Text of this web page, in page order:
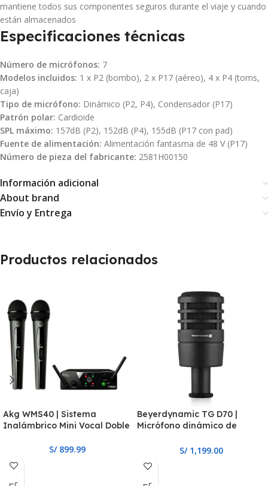
mantiene todos sus componentes seguros durante el viaje y cuando
están almacenados
Especificaciones técnicas
Número de micrófonos: 7
Modelos incluidos: 1 x P2 (bombo), 2 x P17 (aéreo), 4 x P4 (toms,
caja)
Tipo de micrófono: Dinámico (P2, P4), Condensador (P17)
Patrón polar: Cardioide
SPL máximo: 157dB (P2), 152dB (P4), 155dB (P17 con pad)
Fuente de alimentación: Alimentación fantasma de 48 V (P17)
Número de pieza del fabricante: 2581H00150
Información adicional
About brand
Envío y Entrega
Productos relacionados
Akg WMS40 | Sistema
Inalámbrico Mini Vocal Doble
S/899.99
Beyerdynamic TG D70 |
Micrófono dinámico de
S/1,199.00